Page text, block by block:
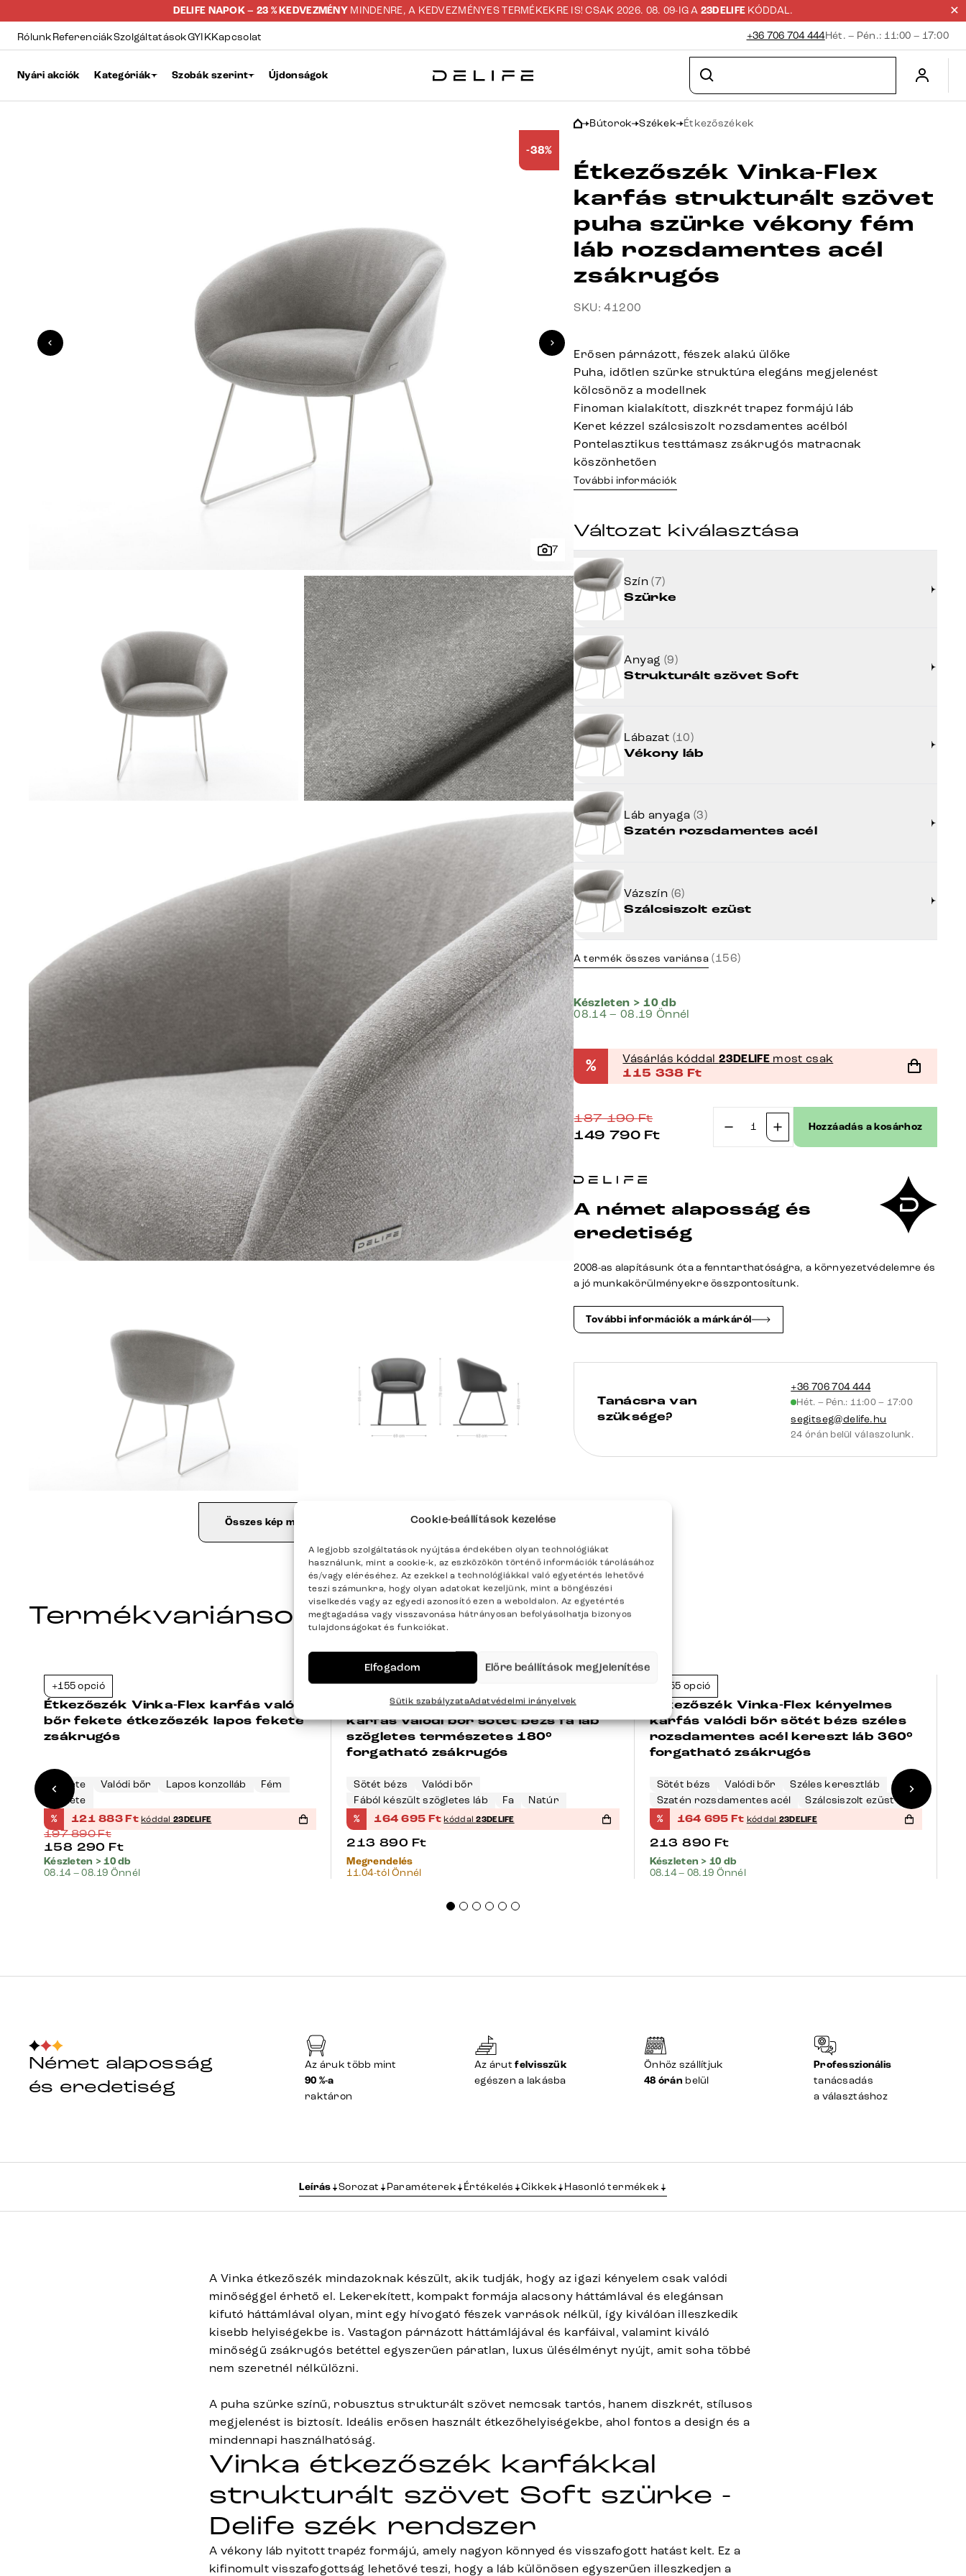
Cookie-beállítások kezelése
A legjobb szolgáltatások nyújtása érdekében olyan technológiákat
használunk, mint a cookie-k, az eszközökön történő információk tárolásához
és/vagy eléréséhez. Az ezekkel a technológiákkal való egyetértés lehetővé
teszi számunkra, hogy olyan adatokat kezeljünk, mint a böngészési
viselkedés vagy az egyedi azonosító ezen a weboldalon. Az egyetértés
megtagadása vagy visszavonása hátrányosan befolyásolhatja bizonyos
tulajdonságokat és funkciókat.
Elfogadom Előre beállítások megjelenítése
Sütik szabályzataAdatvédelmi irányelvek
DELIFE NAPOK – 23 % KEDVEZMÉNYMINDENRE, A KEDVEZMÉNYES TERMÉKEKRE IS! CSAK 2026. 08. 09-IG A 23DELIFE KÓDDAL.
RólunkReferenciákSzolgáltatásokGYIKKapcsolat +36 706 704 444Hét. – Pén.: 11:00 – 17:00
Nyári akciók Kategóriák Szobák szerint Újdonságok
7
-38%
Összes kép megjelenítése
Bútorok Székek Étkezőszékek
Étkezőszék Vinka-Flex
karfás strukturált szövet
puha szürke vékony fém
láb rozsdamentes acél
zsákrugós
SKU: 41200
Erősen párnázott, fészek alakú ülőke
Puha, időtlen szürke struktúra elegáns megjelenést
kölcsönöz a modellnek
Finoman kialakított, diszkrét trapez formájú láb
Keret kézzel szálcsiszolt rozsdamentes acélból
Pontelasztikus testtámasz zsákrugós matracnak
köszönhetően
További információk
Változat kiválasztása
Szín(7)
Szürke
Anyag (9)
Strukturált szövet Soft
Lábazat (10)
Vékony láb
Láb anyaga (3)
Szatén rozsdamentes acél
Vázszín (6)
Szálcsiszolt ezüst
A termék összes variánsa (156)
Készleten > 10 db
08.14 – 08.19 Önnél
% Vásárlás kóddal 23DELIFE most csak
115 338 Ft
187 190Ft
149 790 Ft
Étkezőszék
strukturált
szürke
vékony
láb
rozsdamentes
Hozzáadás a kosárhoz
A német alaposság és
eredetiség
2008-as alapításunk óta a fenntarthatóságra, a környezetvédelemre és
a jó munkakörülményekre összpontosítunk.
További információk a márkáról
Tanácsra van
szüksége?
+36 706 704 444
Hét. – Pén.: 11:00 – 17:00
segitseg@delife.hu
24 órán belül válaszolunk.
Termékvariánsok
+155 opció
Étkezőszék Vinka-Flex karfás valódi
bőr fekete étkezőszék lapos fekete
zsákrugós
Fekete Valódi bőr Lapos konzolláb
Fém
Fekete
% 121 883Ft kóddal23DELIFE
197 890Ft
158 290 Ft
Készleten > 10 db
08.14 – 08.19 Önnél
+155 opció
Étkezőszék Vinka-Flex kényelmes
karfás valódi bőr sötét bézs fa láb
szögletes természetes 180°
forgatható zsákrugós
Sötét bézs
Valódi bőr
Fából készült szögletes láb
Fa Natúr
% 164 695 Ft kóddal23DELIFE
213 890 Ft
Megrendelés
11.04-tól Önnél
+155 opció
Étkezőszék Vinka-Flex kényelmes
karfás valódi bőr sötét bézs széles
rozsdamentes acél kereszt láb 360°
forgatható zsákrugós
Sötét bézs Valódi bőr
Széles keresztláb
Szatén rozsdamentes acél
Szálcsiszolt ezüst
% 164 695 Ft kóddal 23DELIFE
213 890 Ft
Készleten > 10 db
08.14 – 08.19 Önnél
Német alaposság
és eredetiség
Az áruk több mint
90 %-a
raktáron
Az árutfelvisszük
egészen a lakásba
Önhöz szállítjuk
48 órán belül
Professzionális
tanácsadás
a választáshoz
Leírás Sorozat Paraméterek Értékelés Cikkek Hasonló termékek
A Vinka étkezőszék mindazoknak készült, akik tudják, hogy az igazi kényelem csak valódi
minőséggel érhető el. Lekerekített, kompakt formája alacsony háttámlával és elegánsan
kifutó háttámlával olyan, mint egy hívogató fészek varrások nélkül, így kiválóan illeszkedik
kisebb helyiségekbe is. Vastagon párnázott háttámlájával és karfáival, valamint kiváló
minőségű zsákrugós betéttel egyszerűen páratlan, luxus ülésélményt nyújt, amit soha többé
nem szeretnél nélkülözni.
A puha szürke színű, robusztus strukturált szövet nemcsak tartós, hanem diszkrét, stílusos
megjelenést is biztosít. Ideális erősen használt étkezőhelyiségekbe, ahol fontos a design és a
mindennapi használhatóság.
Vinka étkezőszék karfákkal
strukturált szövet Soft szürke -
Delife szék rendszer
A vékony láb nyitott trapéz formájú, amely nagyon könnyed és visszafogott hatást kelt. Ez a
kifinomult visszafogottság lehetővé teszi, hogy a láb különösen egyszerűen illeszkedjen a